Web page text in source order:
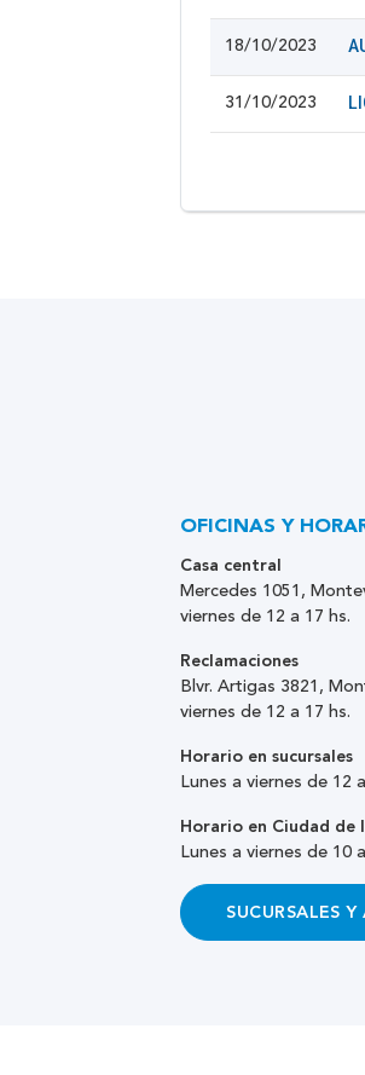
18/10/2023
31/10/2023
OFICINAS Y
Casa central
Mercedes 1051,
viernes de 12 a 17 hs.
Reclamaciones
Blvr. Artigas 3821,
viernes de 12 a 17 hs.
Horario en sucursales
Lunes a viernes de 12
Horario en Ciudad de
Lunes a viernes de 10
SUCURSALES